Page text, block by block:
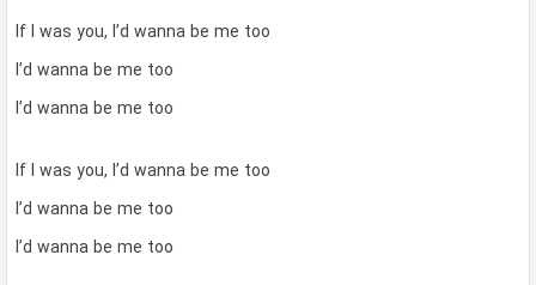
If I was you, I’d wanna be me too
I’d wanna be me too
I’d wanna be me too
If I was you, I’d wanna be me too
I’d wanna be me too
I’d wanna be me too